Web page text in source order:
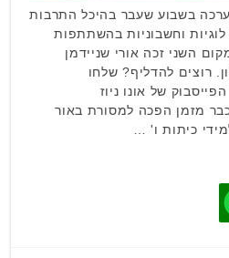
בשבוע שעבר בהיכל התרבות
וחשבוניות בהשתתפות
השני זכה אורי שניידמן
רוצים להדליף? שלחו
של אונו ניוז
מזמן הפכה למסורת באור
כיתות ו' …